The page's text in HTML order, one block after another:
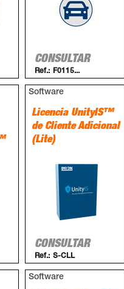
CONSULTAR
Ref.: F0115...
Software
Licencia UnityIS™
de Cliente Adicional
(Lite)
CONSULTAR
Ref.: S-CLL
Software